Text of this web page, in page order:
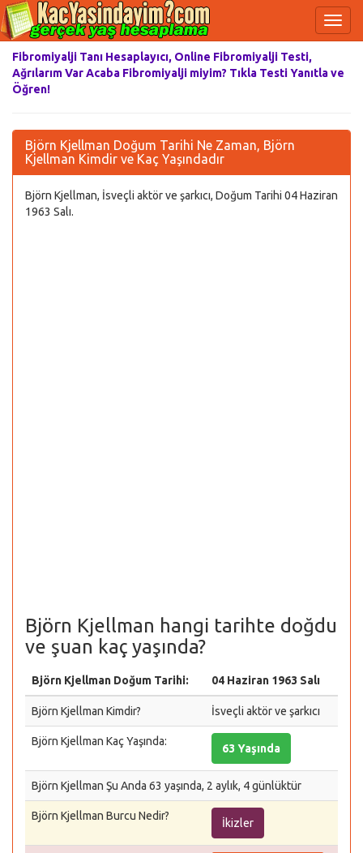
Fibromiyalji Tanı Hesaplayıcı, Online Fibromiyalji Testi,
Ağrılarım Var Acaba Fibromiyalji miyim? Tıkla Testi Yanıtla ve
Öğren!
Björn Kjellman Doğum Tarihi Ne Zaman, Björn
Kjellman Kimdir ve Kaç Yaşındadır
Björn Kjellman, İsveçli aktör ve şarkıcı, Doğum Tarihi 04 Haziran
1963 Salı.
Björn Kjellman hangi tarihte doğdu
ve şuan kaç yaşında?
Björn Kjellman Doğum Tarihi: 04 Haziran 1963 Salı
Björn Kjellman Kimdir? İsveçli aktör ve şarkıcı
Björn Kjellman Kaç Yaşında:
63 Yaşında
Björn Kjellman Şu Anda 63 yaşında, 2 aylık, 4 günlüktür
Björn Kjellman Burcu Nedir?
İkizler